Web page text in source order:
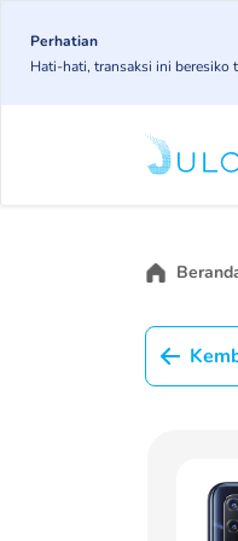
main
Perhatian
Hati-hati, transaksi ini beresiko